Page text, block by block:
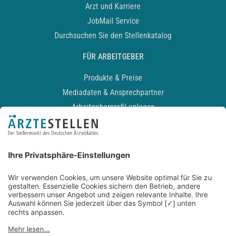
Arzt und Karriere
JobMail Service
Durchsuchen Sie den Stellenkatalog
FÜR ARBEITGEBER
Produkte & Preise
Mediadaten & Ansprechpartner
Arbeitgeberprofil anlegen
Recruiting-Podcast
Kontakt
Datenschutz
Newsletter